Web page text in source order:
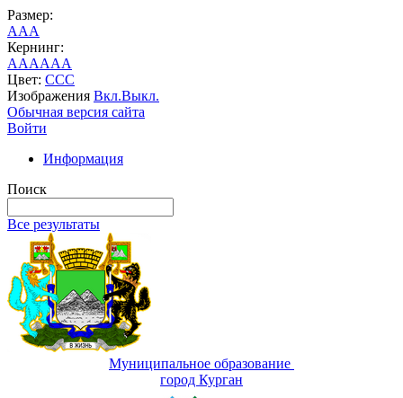
Размер:
AAA
Кернинг:
AAAAAA
Цвет: CCC
Изображения Вкл.Выкл.
Обычная версия сайта
Войти
Информация
Поиск
Все результаты
Муниципальное образование
город Курган